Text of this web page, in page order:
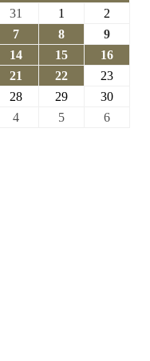
日
日
31
31
1
08-
01
22026-
08-
02
72026-
08-
07
82026-
08-
08
92026-
08-
09
142026-
14
152026-
08-
15
162026-
08-
16
21
08-
222026-
08-
232026-
08-
282026-
292026-
302026-
42026-
52026-
62026-